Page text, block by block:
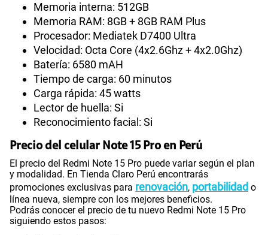
Memoria interna: 512GB
Memoria RAM: 8GB + 8GB RAM Plus
Procesador: Mediatek D7400 Ultra
Velocidad: Octa Core (4x2.6Ghz + 4x2.0Ghz)
Batería: 6580 mAH
Tiempo de carga: 60 minutos
Carga rápida: 45 watts
Lector de huella: Si
Reconocimiento facial: Si
Precio del celular Note 15 Pro en Perú
El precio del Redmi Note 15 Pro puede variar según el plan
y modalidad. En Tienda Claro Perú encontrarás
promociones exclusivas para renovación, portabilidad o
línea nueva, siempre con los mejores beneficios.
Podrás conocer el precio de tu nuevo Redmi Note 15 Pro
siguiendo estos pasos: